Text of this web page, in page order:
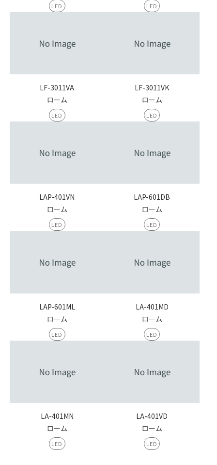
LED LED
LF-3011VA
ローム
LED
LF-3011VK
ローム
LED
LAP-401VN
ローム
LED
LAP-601DB
ローム
LED
LAP-601ML
ローム
LED
LA-401MD
ローム
LED
LA-401MN
ローム
LED
LA-401VD
ローム
LED